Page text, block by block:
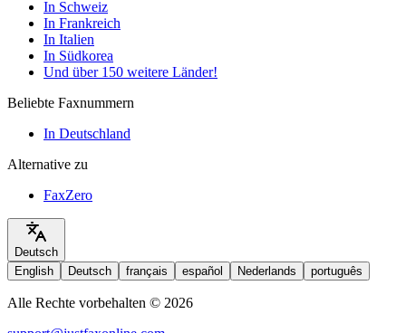
In Schweiz
In Frankreich
In Italien
In Südkorea
Und über 150 weitere Länder!
Beliebte Faxnummern
In Deutschland
Alternative zu
FaxZero
Deutsch
English
Deutsch français español Nederlands português
Alle Rechte vorbehalten © 2026